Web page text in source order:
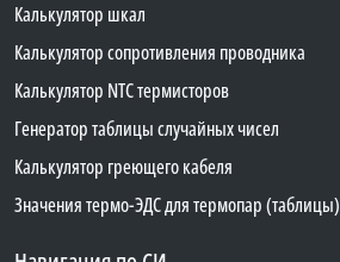
Калькулятор шкал
Калькулятор сопротивления проводника
Калькулятор NTC термисторов
Генератор таблицы случайных чисел
Калькулятор греющего кабеля
Значения термо-ЭДС для термопар (таблицы)